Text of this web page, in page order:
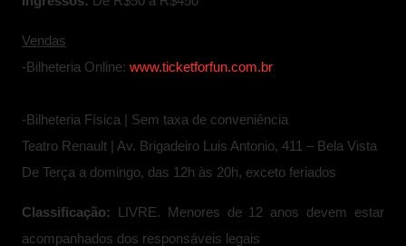
Vendas
-Bilheteria Online: www.ticketforfun.com.br
-Bilheteria Física | Sem taxa de conveniência
Teatro Renault | Av. Brigadeiro Luis Antonio, 411 – Bela Vista
De Terça a domingo, das 12h às 20h, exceto feriados
Classificação: LIVRE. Menores de 12 anos devem estar
acompanhados dos responsáveis legais